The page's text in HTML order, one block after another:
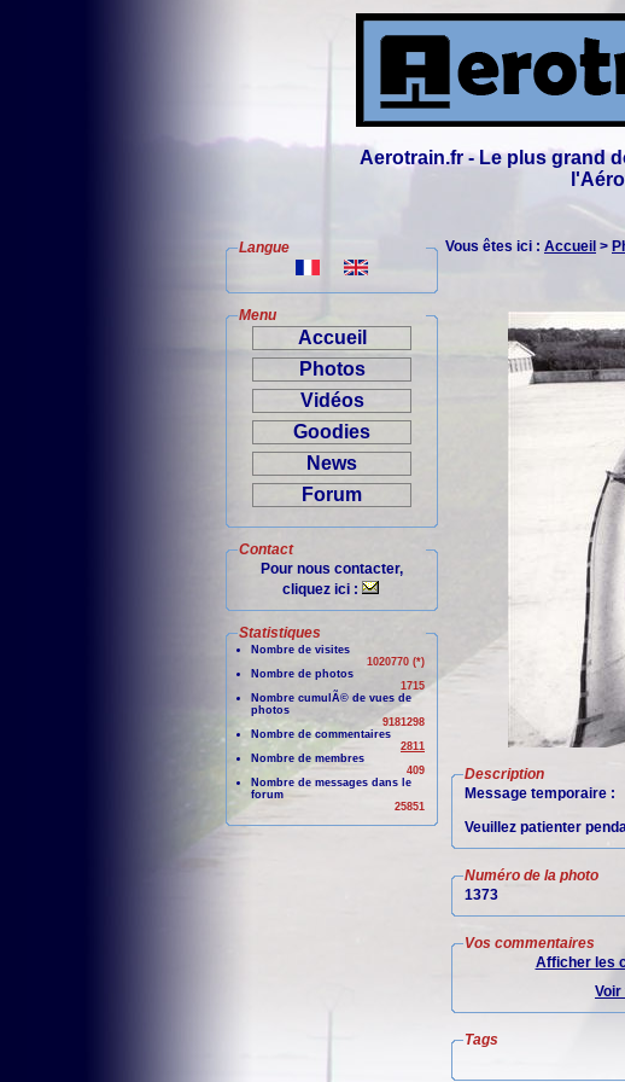
Aerotrain.fr - Le plus grand
Langue
Menu
Accueil
Photos
Vidéos
Goodies
News
Forum
Contact
Pour nous contacter,
cliquez ici :
Statistiques
Nombre de visites
1020770 (*)
Nombre de photos
1715
Nombre cumulÃ© de vues de
photos
9181298
Nombre de commentaires
2811
Nombre de membres
409
Nombre de messages dans le
forum
25851
Vous êtes ici : Accueil >
Description
Message temporaire :
Veuillez patienter
Numéro de la photo
1373
Vos commentaires
Afficher les
Tags